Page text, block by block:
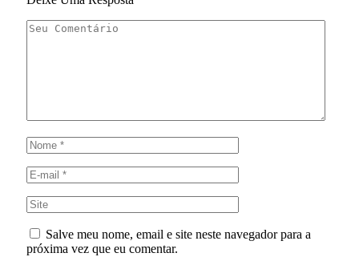
Salve meu nome, email e site neste navegador para a
próxima vez que eu comentar.